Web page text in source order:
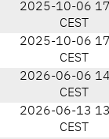
2025-10-06
CEST
2025-10-06
CEST
2026-06-06
CEST
2026-06-13
CEST